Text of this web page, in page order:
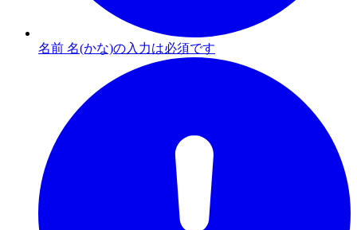
名前 名(かな)の入力は必須です